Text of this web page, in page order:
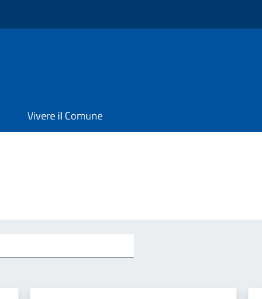
Vivere il Comune